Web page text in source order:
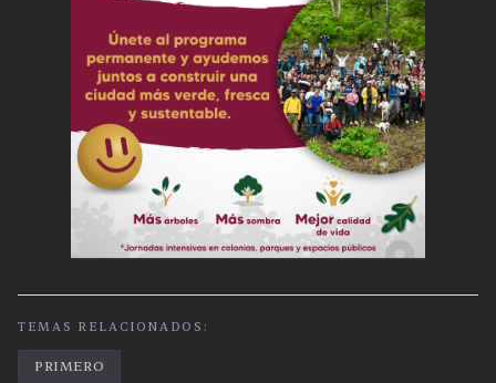
TEMAS RELACIONADOS:
PRIMERO